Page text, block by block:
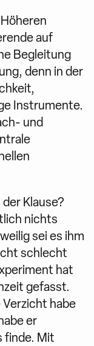
auf
Begleitung
denn in der
Instrumente.
und
Klause?
nichts
sei es ihm
schlecht
hat
gefasst.
habe
er
finde. Mit